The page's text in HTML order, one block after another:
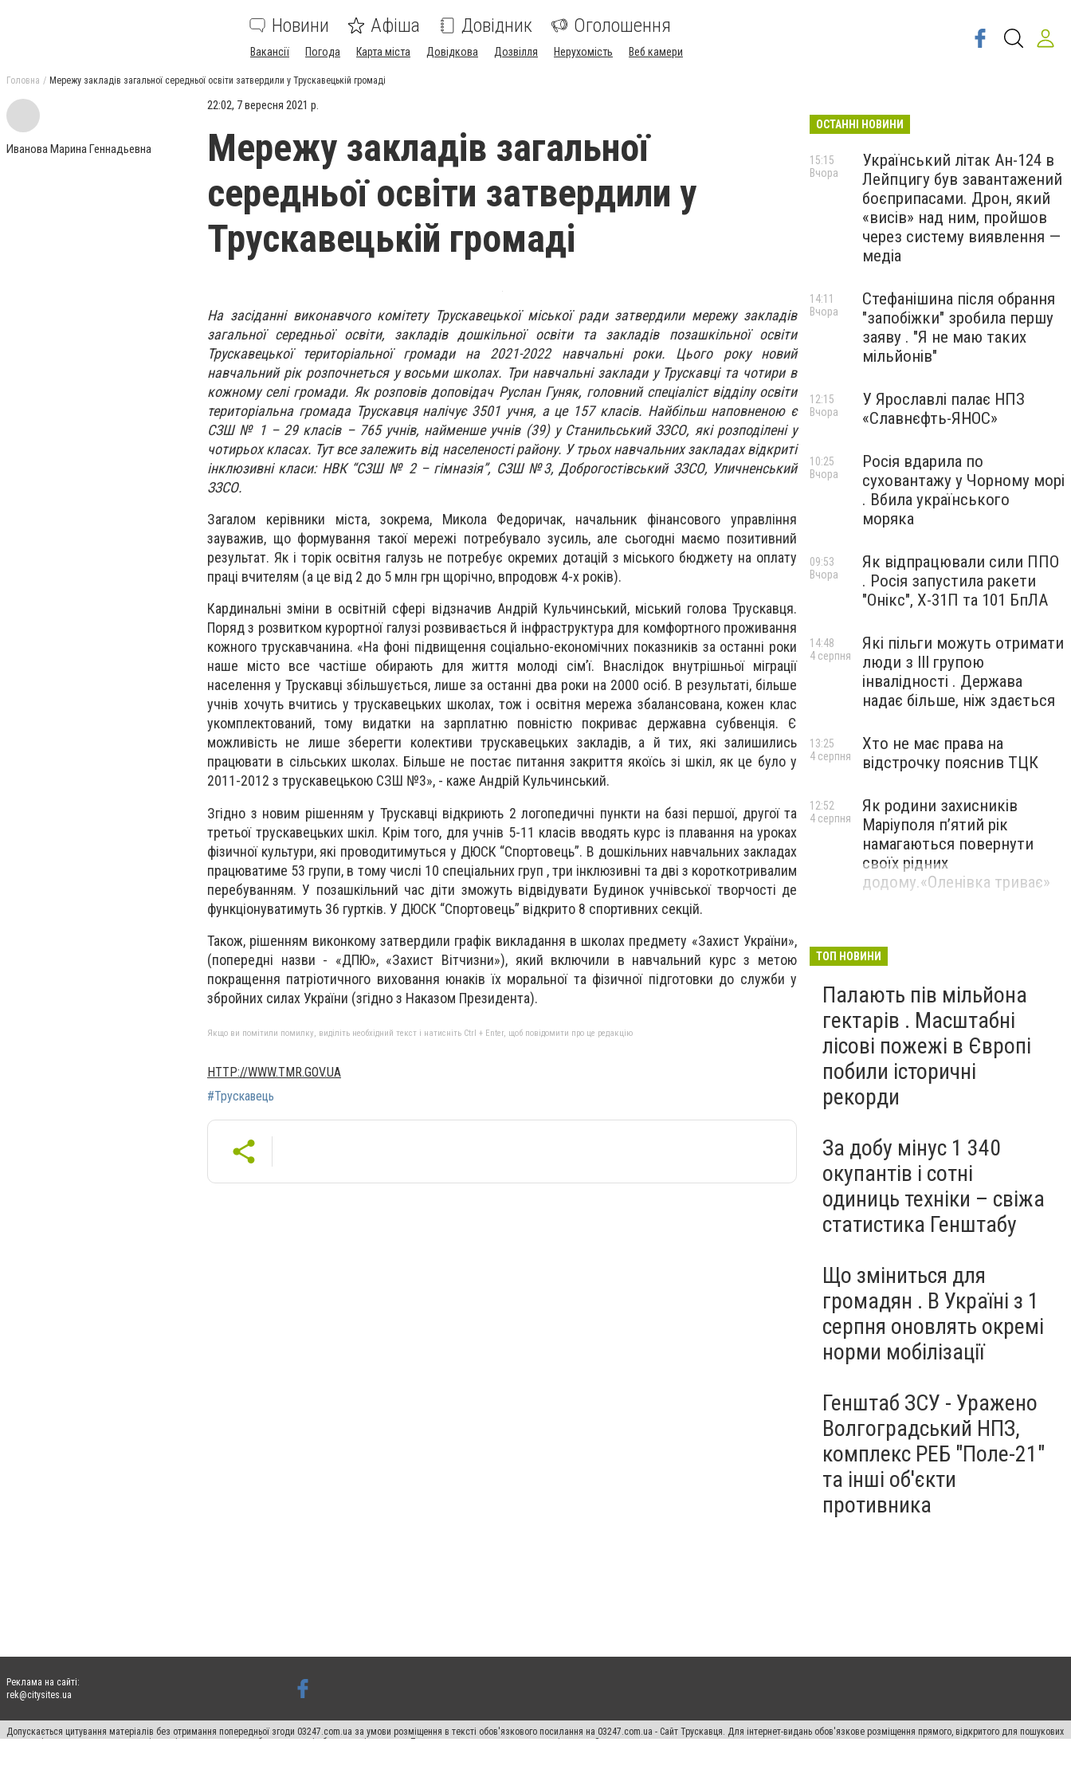
Новини Афіша Довідник Оголошення
Вакансії Погода Карта міста Довідкова Дозвілля Нерухомість Веб камери
Головна Мережу закладів загальної середньої освіти затвердили у Трускавецькій громаді
Иванова Марина Геннадьевна
22:02, 7 вересня 2021 р.
Мережу закладів загальної
середньої освіти затвердили у
Трускавецькій громаді
На засіданні виконавчого комітету Трускавецької міської ради затвердили мережу закладів
загальної середньої освіти, закладів дошкільної освіти та закладів позашкільної освіти
Трускавецької територіальної громади на 2021-2022 навчальні роки. Цього року новий
навчальний рік розпочнеться у восьми школах. Три навчальні заклади у Трускавці та чотири в
кожному селі громади. Як розповів доповідач Руслан Гуняк, головний спеціаліст відділу освіти
територіальна громада Трускавця налічує 3501 учня, а це 157 класів. Найбільш наповненою є
СЗШ № 1 – 29 класів – 765 учнів, найменше учнів (39) у Станильський ЗЗСО, які розподілені у
чотирьох класах. Тут все залежить від населеності району. У трьох навчальних закладах відкриті
інклюзивні класи: НВК “СЗШ № 2 – гімназія”, СЗШ №3, Доброгостівський ЗЗСО, Уличненський
ЗЗСО.
Загалом керівники міста, зокрема, Микола Федоричак, начальник фінансового управління
зауважив, що формування такої мережі потребувало зусиль, але сьогодні маємо позитивний
результат. Як і торік освітня галузь не потребує окремих дотацій з міського бюджету на оплату
праці вчителям (а це від 2 до 5 млн грн щорічно, впродовж 4-х років).
Кардинальні зміни в освітній сфері відзначив Андрій Кульчинський, міський голова Трускавця.
Поряд з розвитком курортної галузі розвивається й інфраструктура для комфортного проживання
кожного трускавчанина. «На фоні підвищення соціально-економічних показників за останні роки
наше місто все частіше обирають для життя молоді сім’ї. Внаслідок внутрішньої міграції
населення у Трускавці збільшується, лише за останні два роки на 2000 осіб. В результаті, більше
учнів хочуть вчитись у трускавецьких школах, тож і освітня мережа збалансована, кожен клас
укомплектований, тому видатки на зарплатню повністю покриває державна субвенція. Є
можливість не лише зберегти колективи трускавецьких закладів, а й тих, які залишились
працювати в сільських школах. Більше не постає питання закриття якоїсь зі шкіл, як це було у
2011-2012 з трускавецькою СЗШ №3», - каже Андрій Кульчинський.
Згідно з новим рішенням у Трускавці відкриють 2 логопедичні пункти на базі першої, другої та
третьої трускавецьких шкіл. Крім того, для учнів 5-11 класів вводять курс із плавання на уроках
фізичної культури, які проводитимуться у ДЮСК “Спортовець”. В дошкільних навчальних закладах
працюватиме 53 групи, в тому числі 10 спеціальних груп , три інклюзивні та дві з короткотривалим
перебуванням. У позашкільний час діти зможуть відвідувати Будинок учнівської творчості де
функціонуватимуть 36 гуртків. У ДЮСК “Спортовець” відкрито 8 спортивних секцій.
Також, рішенням виконкому затвердили графік викладання в школах предмету «Захист України»,
(попередні назви - «ДПЮ», «Захист Вітчизни»), який включили в навчальний курс з метою
покращення патріотичного виховання юнаків їх моральної та фізичної підготовки до служби у
збройних силах України (згідно з Наказом Президента).
Якщо ви помітили помилку, виділіть необхідний текст і натисніть Ctrl + Enter, щоб повідомити про це редакцію
HTTP://WWW.TMR.GOV.UA
#Трускавець
ОСТАННІ НОВИНИ
Український літак Ан-124 в
Лейпцигу був завантажений
боєприпасами. Дрон, який
«висів» над ним, пройшов
через систему виявлення —
медіа
15:15
Вчора
Стефанішина після обрання
"запобіжки" зробила першу
заяву . "Я не маю таких
мільйонів"
14:11
Вчора
У Ярославлі палає НПЗ
«Славнєфть-ЯНОС»
12:15
Вчора
Росія вдарила по
суховантажу у Чорному морі
. Вбила українського
моряка
10:25
Вчора
Як відпрацювали сили ППО
. Росія запустила ракети
"Онікс", Х-31П та 101 БпЛА
09:53
Вчора
Які пільги можуть отримати
люди з III групою
інвалідності . Держава
надає більше, ніж здається
14:48
4 серпня
Хто не має права на
відстрочку пояснив ТЦК
13:25
4 серпня
Як родини захисників
Маріуполя пʼятий рік
намагаються повернути
своїх рідних
додому.«Оленівка триває»
12:52
4 серпня
ТОП НОВИНИ
Палають пів мільйона
гектарів . Масштабні
лісові пожежі в Європі
побили історичні
рекорди
За добу мінус 1 340
окупантів і сотні
одиниць техніки – свіжа
статистика Генштабу
Що зміниться для
громадян . В Україні з 1
серпня оновлять окремі
норми мобілізації
Генштаб ЗСУ - Уражено
Волгоградський НПЗ,
комплекс РЕБ "Поле-21"
та інші об'єкти
противника
Реклама на сайті:
rek@citysites.ua
Допускається цитування матеріалів без отримання попередньої згоди 03247.com.ua за умови розміщення в тексті обов'язкового посилання на 03247.com.ua - Сайт Трускавця. Для інтернет-видань обов'язкове розміщення прямого, відкритого для пошукових
систем гіперпосилання на цитовані статті не нижче другого абзацу в тексті або в якості джерела. Порушення виняткових прав переслідується Законом.